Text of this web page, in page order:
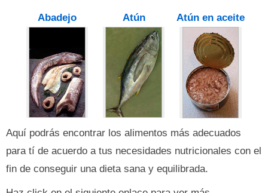
Abadejo Atún Atún en aceite
Aquí podrás encontrar los alimentos más adecuados
para tí de acuerdo a tus necesidades nutricionales con el
fin de conseguir una dieta sana y equilibrada.